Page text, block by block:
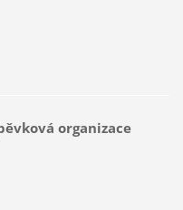
organizace